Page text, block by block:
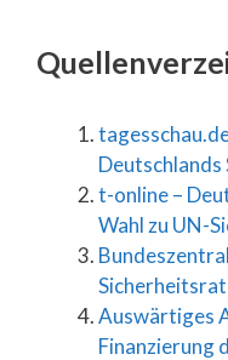
Deutschlands
t-online –
Wahl zu UN-
Auswärtiges
Finanzierung